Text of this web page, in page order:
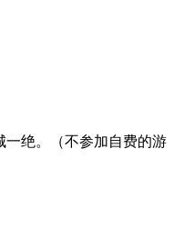
一绝。（不参加自费的游